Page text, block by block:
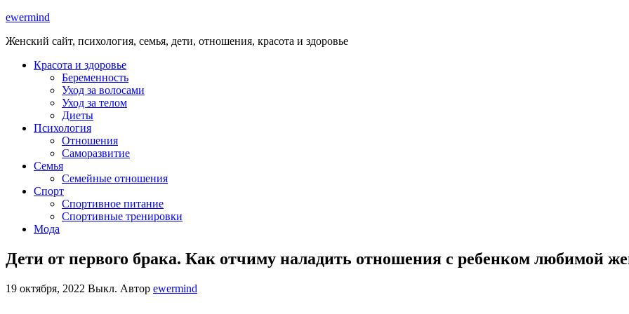
ewermind
Женский сайт, психология, семья, дети, отношения, красота и здоровье
Красота и здоровье
Беременность
Уход за волосами
Уход за телом
Диеты
Психология
Отношения
Саморазвитие
Семья
Семейные отношения
Спорт
Спортивное питание
Спортивные тренировки
Мода
Дети от первого брака. Как отчиму наладить отношения с ребенком любимой
19 октября, 2022 Выкл. Автор ewermind